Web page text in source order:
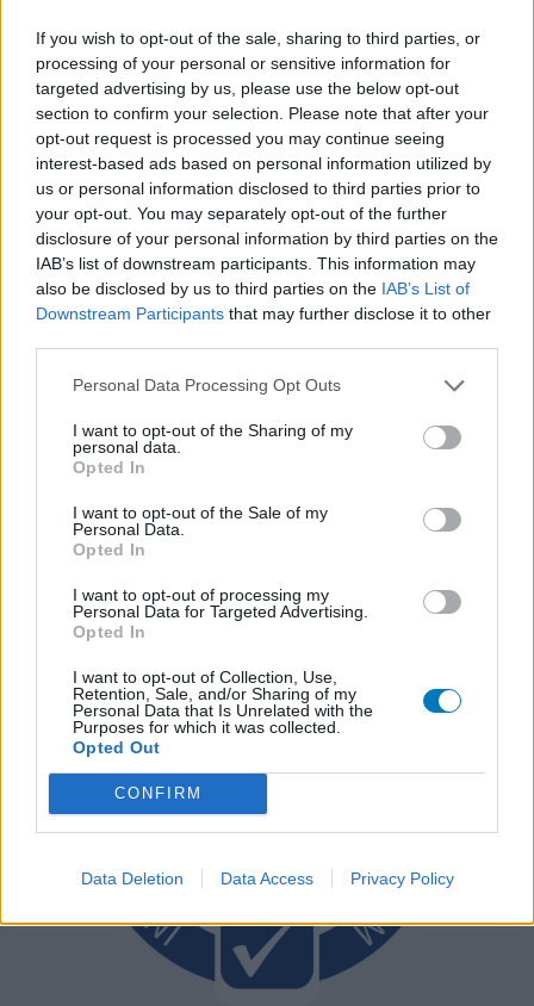
If you wish to opt-out of the sale, sharing to third parties, or
processing of your personal or sensitive information for
targeted advertising by us, please use the below opt-out
section to confirm your selection. Please note that after your
opt-out request is processed you may continue seeing
interest-based ads based on personal information utilized by
us or personal information disclosed to third parties prior to
your opt-out. You may separately opt-out of the further
disclosure of your personal information by third parties on the
IAB’s list of downstream participants. This information may
also be disclosed by us to third parties on the IAB’s List of
Downstream Participants that may further disclose it to other
Personal Data Processing Opt Outs
I want to opt-out of the Sharing of my
personal data.
Opted In
I want to opt-out of the Sale of my
Personal Data.
Opted In
I want to opt-out of processing my
Personal Data for Targeted Advertising.
Opted In
I want to opt-out of Collection, Use,
Retention, Sale, and/or Sharing of my
Personal Data that Is Unrelated with the
Purposes for which it was collected.
Opted Out
CONFIRM
Data Deletion Data Access Privacy Policy
reflètent seulement une image fidèle des expériences propres
aux utilisateurs et pas celle du propriétaire de ce site web.
N’oubliez-pas que les expériences peuvent varier selon les
individus et que pour tout avis médical, il faut toujours prendre
contact avec votre médecin ou votre pharmacien.